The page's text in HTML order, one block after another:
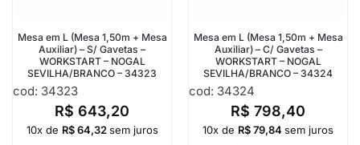
Mesa em L (Mesa 1,50m + Mesa
Auxiliar) – S/ Gavetas –
WORKSTART – NOGAL
SEVILHA/BRANCO – 34323
cod: 34323
R$ 643,20
10x de R$64,32 sem juros
Mesa em L (Mesa 1,50m + Mesa
Auxiliar) – C/ Gavetas –
WORKSTART – NOGAL
SEVILHA/BRANCO – 34324
cod: 34324
R$ 798,40
10x de R$79,84 sem juros